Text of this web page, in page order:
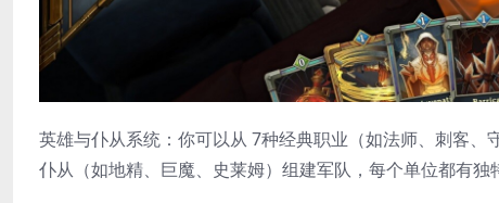
英雄与仆从系统​：你可以从 ​7种经典职业​（如法师、刺客
仆从（如地精、巨魔、史莱姆）组建军队，每个单位都有独